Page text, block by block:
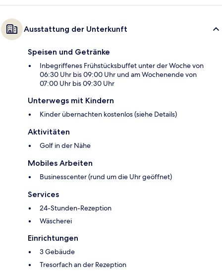
Ausstattung der Unterkunft
Speisen und Getränke
Inbegriffenes Frühstücksbuffet unter der Woche von
06:30 Uhr bis 09:00 Uhr und am Wochenende von
07:00 Uhr bis 09:30 Uhr
Unterwegs mit Kindern
Kinder übernachten kostenlos (siehe Details)
Aktivitäten
Golf in der Nähe
Mobiles Arbeiten
Businesscenter (rund um die Uhr geöffnet)
Services
24-Stunden-Rezeption
Wäscherei
Einrichtungen
3 Gebäude
Tresorfach an der Rezeption